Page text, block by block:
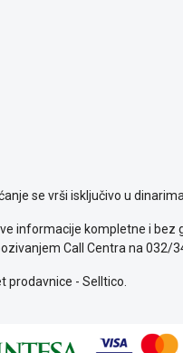
se vrši isključivo u dinarima.
informacije kompletne i bez
Call Centra na 032/
prodavnice - Selltico.